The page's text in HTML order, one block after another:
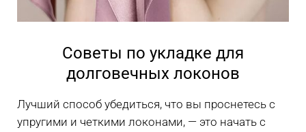
Советы по укладке для
долговечных локонов
Лучший способ убедиться, что вы проснетесь с
упругими и четкими локонами, — это начать с